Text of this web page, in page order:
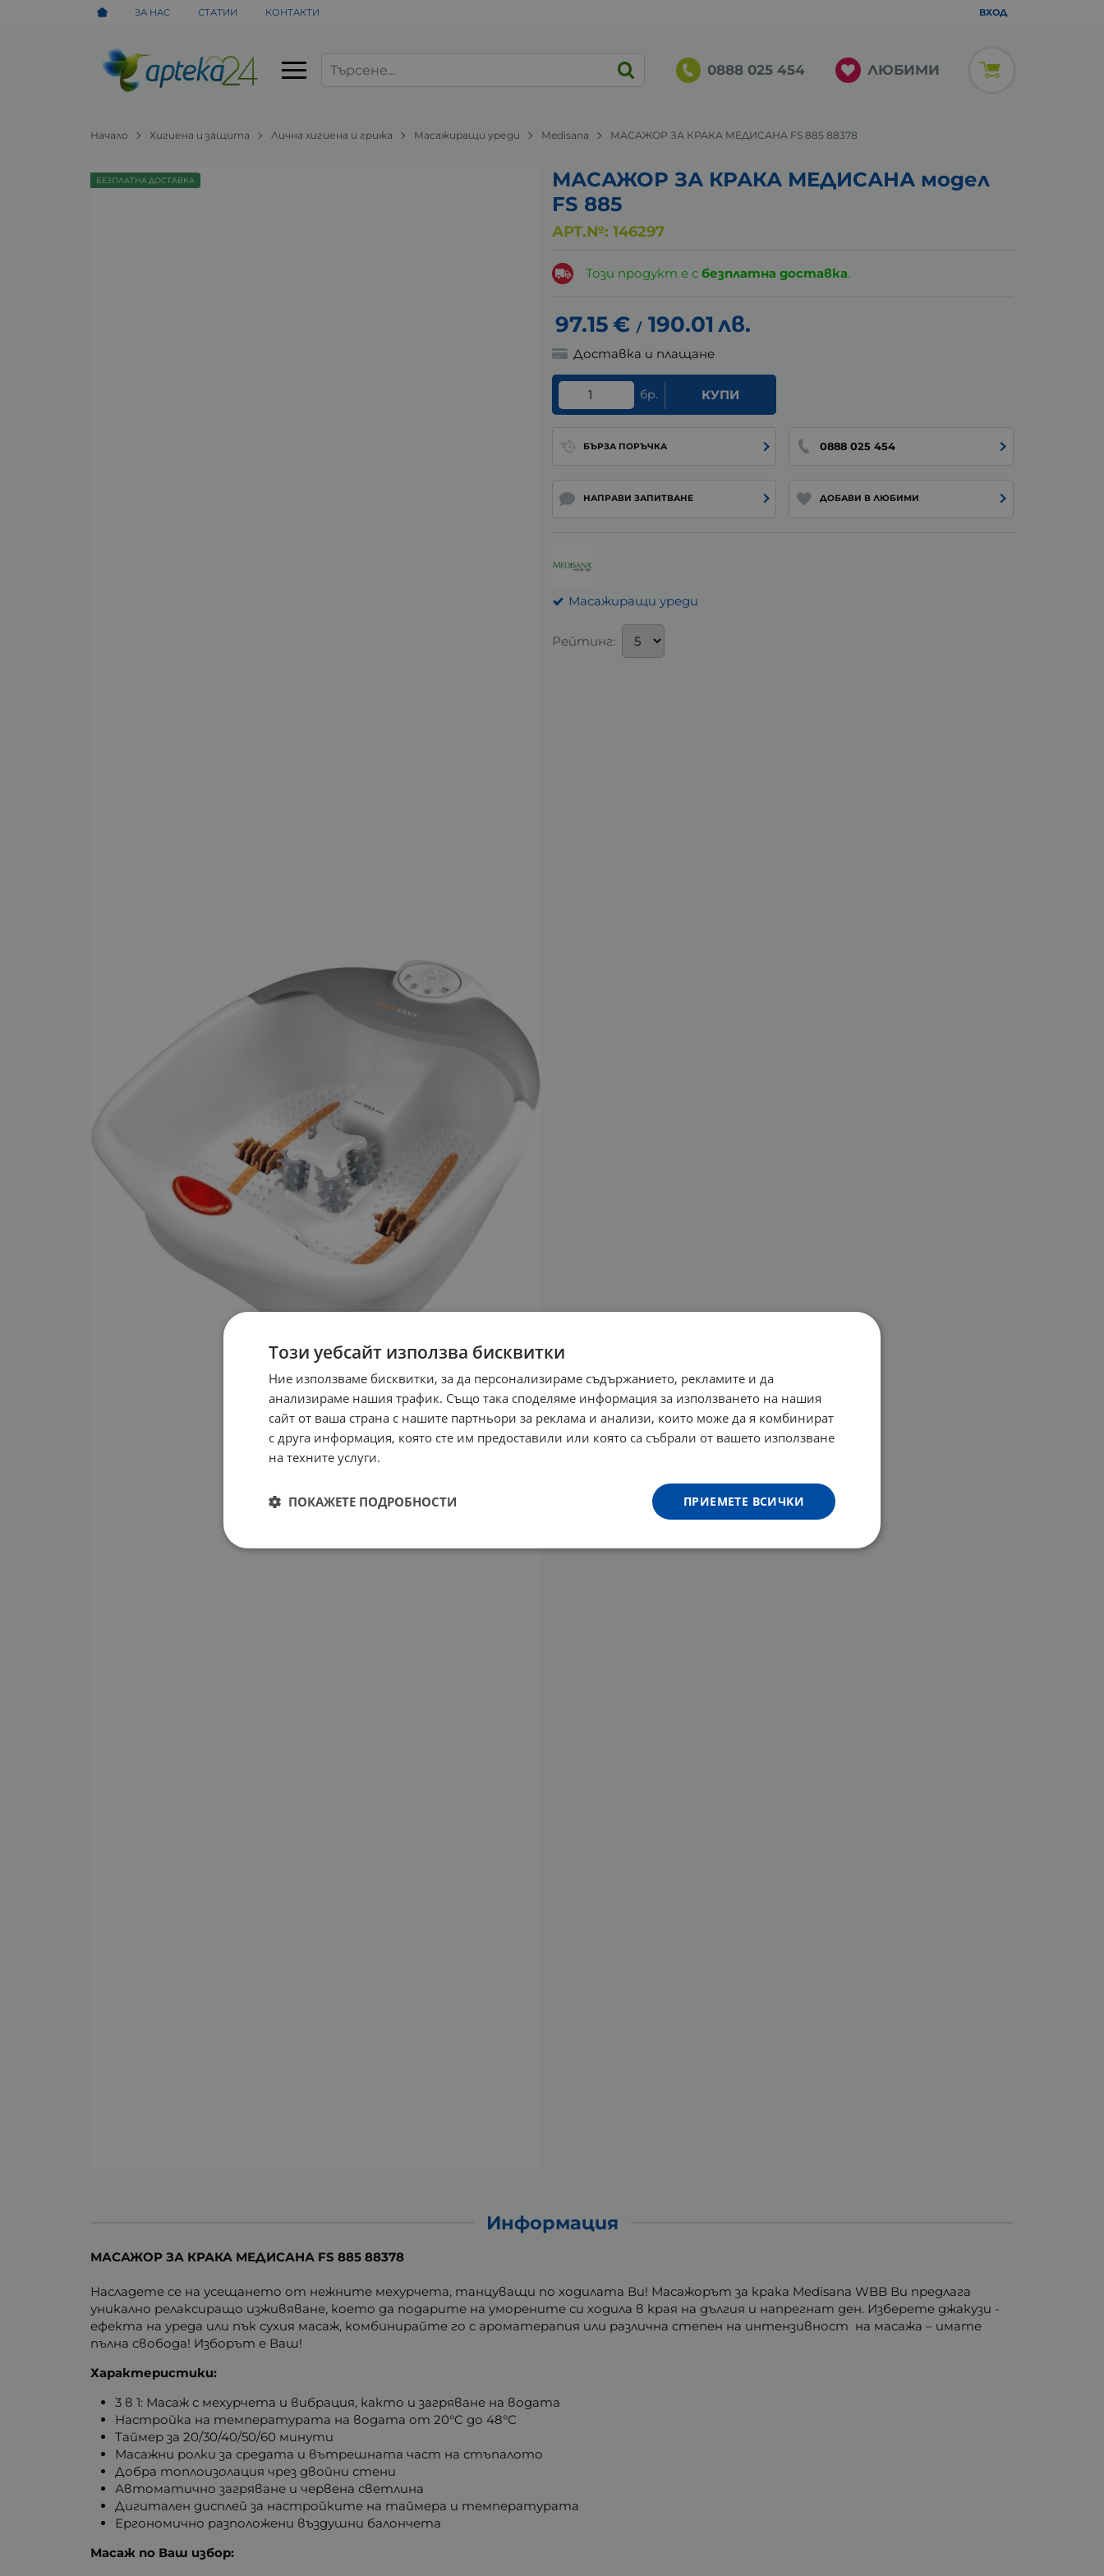
ЗА НАС СТАТИИ КОНТАКТИ ВХОД
0888 025 454 ЛЮБИМИ
Начало Хигиена и защита Лична хигиена и грижа Масажиращи уреди Medisana МАСАЖОР ЗА КРАКА МЕДИСАНА FS 885 88378
МАСАЖОР ЗА КРАКА МЕДИСАНА модел
FS 885
АРТ.№: 146297
БЕЗПЛАТНА ДОСТАВКА
Този продукт е сбезплатна доставка.
97.15€ / 190.01 лв.
Доставка и плащане
бр. КУПИ
БЪРЗА ПОРЪЧКА 0888 025 454
НАПРАВИ ЗАПИТВАНЕ ДОБАВИ В ЛЮБИМИ
Масажиращи уреди
Рейтинг:
Информация
МАСАЖОР ЗА КРАКА МЕДИСАНА FS 885 88378
Насладете се на усещането от нежните мехурчета, танцуващи по ходилата Ви! Масажорът за крака Medisana WBB Ви предлага
уникално релаксиращо изживяване, което да подарите на уморените си ходила в края на дългия и напрегнат ден. Изберете джакузи -
ефекта на уреда или пък сухия масаж, комбинирайте го с ароматерапия или различна степен на интензивност на масажа – имате
пълна свобода! Изборът е Ваш!
Характеристики:
3 в 1: Масаж с мехурчета и вибрация, както и загряване на водата
Настройка на температурата на водата от 20°C до 48°C
Таймер за 20/30/40/50/60 минути
Масажни ролки за средата и вътрешната част на стъпалото
Добра топлоизолация чрез двойни стени
Автоматично загряване и червена светлина
Дигитален дисплей за настройките на таймера и температурата
Ергономично разположени въздушни балончета
Масаж по Ваш избор:
Този уебсайт използва бисквитки
Ние използваме бисквитки, за да персонализираме съдържанието, рекламите и да
анализираме нашия трафик. Също така споделяме информация за използването на нашия
сайт от ваша страна с нашите партньори за реклама и анализи, които може да я комбинират
с друга информация, която сте им предоставили или която са събрали от вашето използване
на техните услуги.
ПРИЕМЕТЕ ВСИЧКИ
ПОКАЖЕТЕ ПОДРОБНОСТИ